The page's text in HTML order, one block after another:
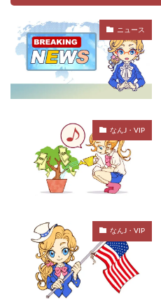
ニュース
なんJ・VIP
なんJ・VIP